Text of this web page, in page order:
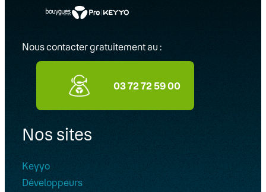
Nous contacter gratuitement au :
03 72 72 59 00
Nos sites
Keyyo
Développeurs